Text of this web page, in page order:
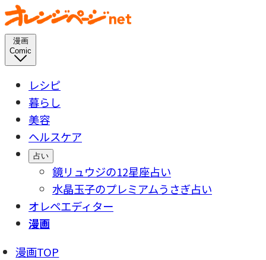
漫画
Comic
レシピ
暮らし
美容
ヘルスケア
占い
鏡リュウジの12星座占い
水晶玉子のプレミアムうさぎ占い
オレペエディター
漫画
漫画TOP